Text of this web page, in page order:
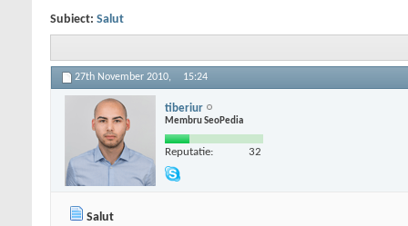
Subiect: Salut
27th November 2010, 15:24
tiberiur
Membru SeoPedia
Reputatie: 32
Salut